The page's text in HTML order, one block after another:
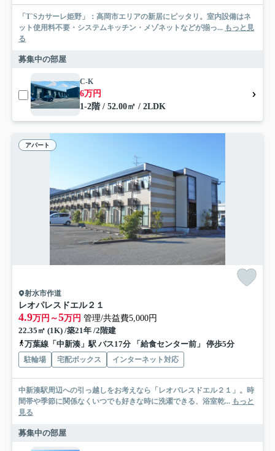
「T`Sカサーレ姫野」：高岡市エリアの新居にピッタリ。室内設備はネ
ット使用料不要・システムキッチン・メゾネットなどが揃っ... もっと見
る
募集中の部屋
C-K
6万円
1-2階 / 52.00㎡ / 2LDK
アパート
射水市作道
レオパレスドエル２１
4.9万円～5万円 管理/共益費5,000円
22.35㎡ (1K) /築21年 /2階建
万葉線「中新湊」駅 バス17分 「給食センター前」 停歩5分
駐輪場 宅配ボックス インターネット対応
中新湊駅周辺への引っ越しをお考えなら「レオパレスドエル２１」。時
間帯や季節に関係なくいつでも好きな時に洗濯できる、浴室乾... もっと
見る
募集中の部屋